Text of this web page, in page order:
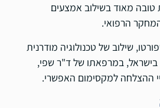
טובה מאוד בשילוב אמצעים
הרפואי.
שילוב של טכנולוגיה מודרנית
בישראל, במרפאתו של ד"ר שפי,
ההצלחה למקסימום האפשרי.